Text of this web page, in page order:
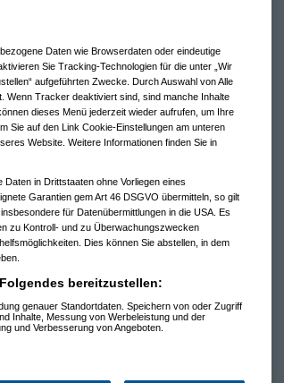
Daten wie Browserdaten oder eindeutige
Sie Tracking-Technologien für die unter „Wir
aufgeführten Zwecke. Durch Auswahl von Alle
Wenn Tracker deaktiviert sind, sind manche Inhalte
dieses Menü jederzeit wieder aufrufen, um Ihre
Sie auf den Link Cookie-Einstellungen am unteren
Website. Weitere Informationen finden Sie in
in Drittstaaten ohne Vorliegen eines
Garantien gem Art 46 DSGVO übermitteln, so gilt
für Datenübermittlungen in die USA. Es
zu Kontroll- und zu Überwachungszwecken
Dies können Sie abstellen, in dem
bereitzustellen:
genauer Standortdaten. Speichern von oder Zugriff
Inhalte, Messung von Werbeleistung und der
und Verbesserung von Angeboten.